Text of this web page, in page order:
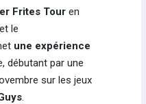
Frites Tour en
le
une expérience
débutant par une
sur les jeux
.